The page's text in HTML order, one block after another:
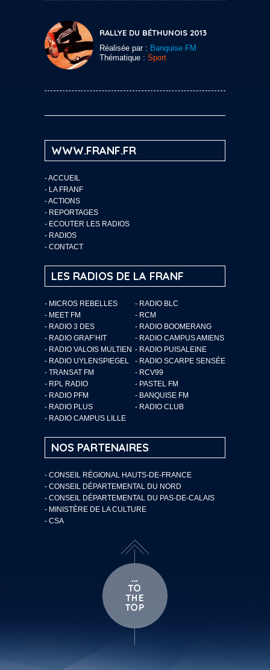
RALLYE DU BÉTHUNOIS 2013
Réalisée par : Banquise FM
Thématique : Sport
WWW.FRANF.FR
-ACCUEIL
- LA FRANF
-ACTIONS
- REPORTAGES
- ECOUTER LES RADIOS
- RADIOS
- CONTACT
LES RADIOS DE LA FRANF
- MICROS REBELLES
- RADIO BLC
- MEET FM
- RCM
- RADIO 3 DES
- RADIO BOOMERANG
- RADIO GRAF’HIT
- RADIO CAMPUS AMIENS
- RADIO VALOIS MULTIEN - RADIO PUISALEINE
- RADIO UYLENSPIEGEL
- RADIO SCARPE SENSÉE
- TRANSAT FM
- RCV99
- RPL RADIO
- PASTEL FM
- RADIO PFM
- BANQUISE FM
- RADIO PLUS
- RADIO CLUB
- RADIO CAMPUS LILLE
NOS PARTENAIRES
- CONSEIL RÉGIONAL HAUTS-DE-FRANCE
- CONSEIL DÉPARTEMENTAL DU NORD
- CONSEIL DÉPARTEMENTAL DU PAS-DE-CALAIS
- MINISTÈRE DE LA CULTURE
- CSA